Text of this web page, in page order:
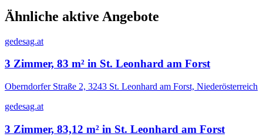
Ähnliche aktive Angebote
gedesag.at
3 Zimmer, 83 m² in St. Leonhard am Forst
Oberndorfer Straße 2, 3243 St. Leonhard am Forst, Niederösterreich
gedesag.at
3 Zimmer, 83,12 m² in St. Leonhard am Forst